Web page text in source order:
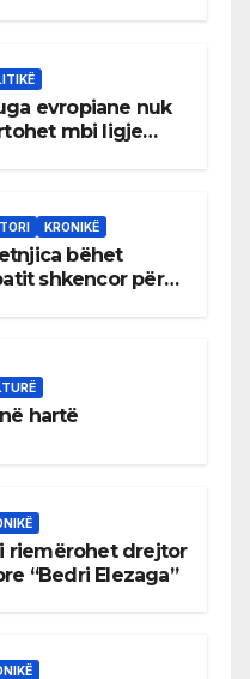
evropiane nuk
mbi ligje
KRONIKË
bëhet
shkencor për
hartë
riemërohet drejtor
“Bedri Elezaga”